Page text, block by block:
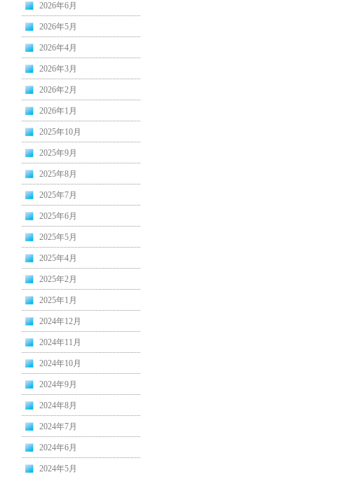
2026年6月
2026年5月
2026年4月
2026年3月
2026年2月
2026年1月
2025年10月
2025年9月
2025年8月
2025年7月
2025年6月
2025年5月
2025年4月
2025年2月
2025年1月
2024年12月
2024年11月
2024年10月
2024年9月
2024年8月
2024年7月
2024年6月
2024年5月